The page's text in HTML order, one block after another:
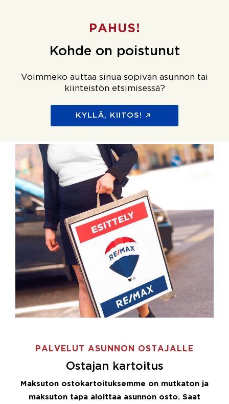
PAHUS!
Kohde on poistunut
Voimmeko auttaa sinua sopivan asunnon tai
kiinteistön etsimisessä?
KYLLÄ, KIITOS!
PALVELUT ASUNNON OSTAJALLE
Ostajan kartoitus
Maksuton ostokartoituksemme on mutkaton ja
maksuton tapa aloittaa asunnon osto. Saat